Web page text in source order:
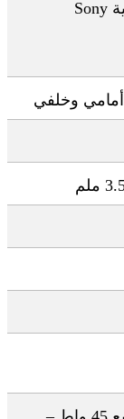
Sony
أمامي وخلفي